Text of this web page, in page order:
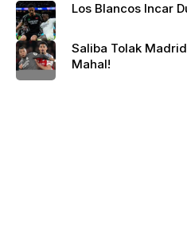
Los Blancos Incar
Saliba Tolak
Mahal!